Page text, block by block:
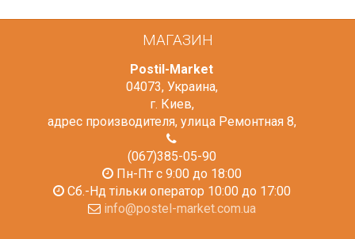
МАГАЗИН
Postil-Market
04073, Украина,
г. Киев,
адрес производителя, улица Ремонтная 8,
(067)385-05-90
Пн-Пт с 9:00 до 18:00
Сб.-Нд тільки оператор 10:00 до 17:00
info@postel-market.com.ua